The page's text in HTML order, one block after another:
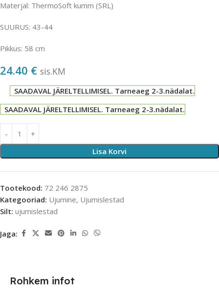
Materjal: ThermoSoft kumm (SRL)
SUURUS: 43-44
Pikkus: 58 cm
24.40 € sis.KM
SAADAVAL JÄRELTELLIMISEL. Tarneaeg 2-3.nädalat.
SAADAVAL JÄRELTELLIMISEL. Tarneaeg 2-3.nädalat.
Lisa Korvi
Tootekood: 72 246 2875
Kategooriad: Ujumine, Ujumislestad
Silt: ujumislestad
Jaga:
Rohkem infot